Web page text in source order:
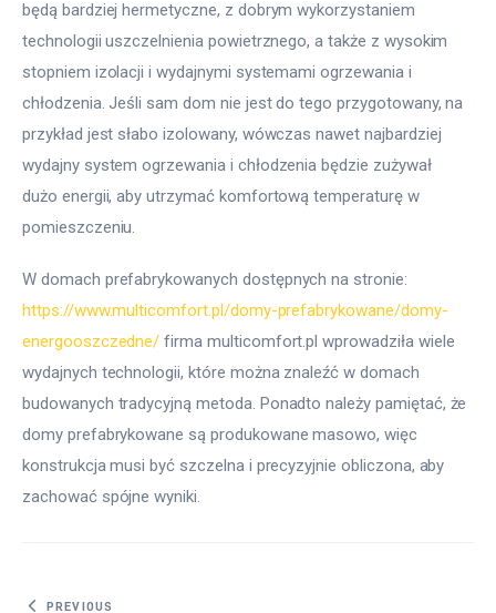
będą bardziej hermetyczne, z dobrym wykorzystaniem
technologii uszczelnienia powietrznego, a także z wysokim
stopniem izolacji i wydajnymi systemami ogrzewania i
chłodzenia. Jeśli sam dom nie jest do tego przygotowany, na
przykład jest słabo izolowany, wówczas nawet najbardziej
wydajny system ogrzewania i chłodzenia będzie zużywał
dużo energii, aby utrzymać komfortową temperaturę w
pomieszczeniu.
W domach prefabrykowanych dostępnych na stronie:
https://www.multicomfort.pl/domy-prefabrykowane/domy-
energooszczedne/ firma multicomfort.pl wprowadziła wiele
wydajnych technologii, które można znaleźć w domach
budowanych tradycyjną metoda. Ponadto należy pamiętać, że
domy prefabrykowane są produkowane masowo, więc
konstrukcja musi być szczelna i precyzyjnie obliczona, aby
zachować spójne wyniki.
PREVIOUS